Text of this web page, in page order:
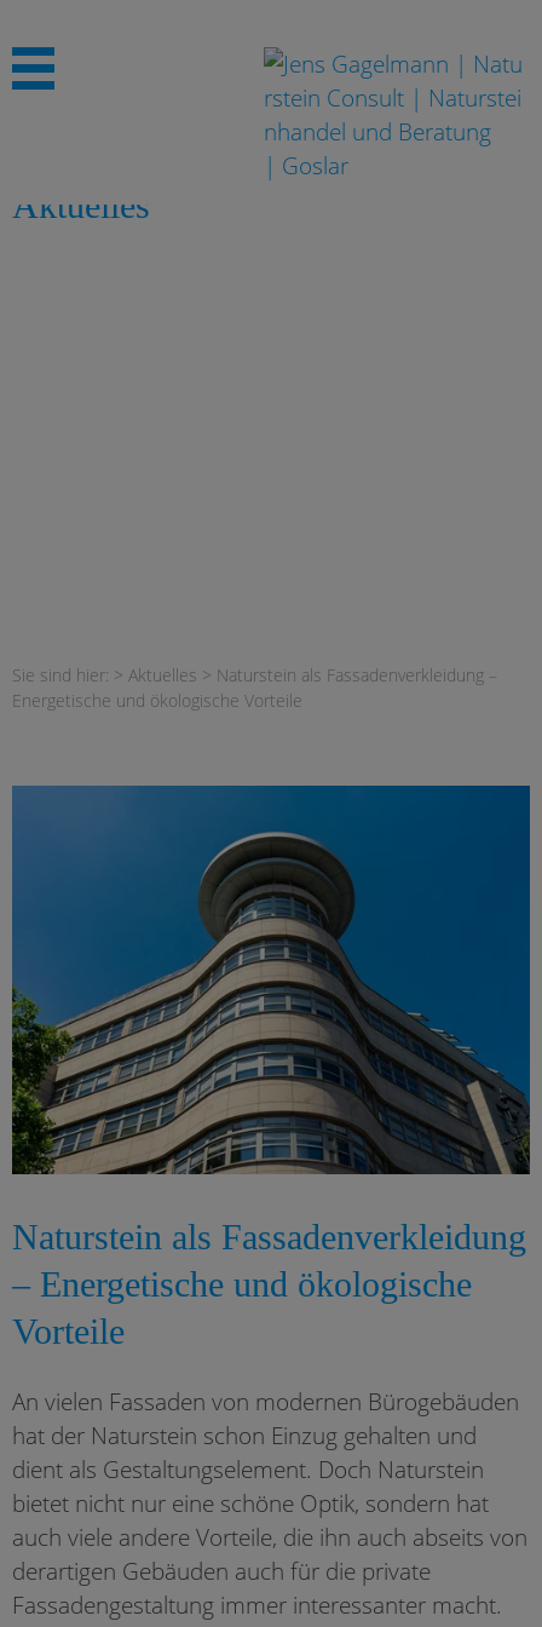
Aktuelles
Sie sind hier: > Aktuelles > Naturstein als Fassadenverkleidung –
Energetische und ökologische Vorteile
Naturstein als Fassadenverkleidung
– Energetische und ökologische
Vorteile
An vielen Fassaden von modernen Bürogebäuden
hat der Naturstein schon Einzug gehalten und
dient als Gestaltungselement. Doch Naturstein
bietet nicht nur eine schöne Optik, sondern hat
auch viele andere Vorteile, die ihn auch abseits von
derartigen Gebäuden auch für die private
Fassadengestaltung immer interessanter macht.